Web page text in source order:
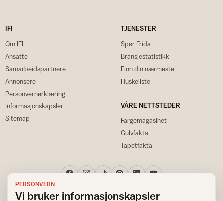
IFI
Om IFI
Ansatte
Samarbeidspartnere
Annonsere
Personvernerklæring
Informasjonskapsler
Sitemap
TJENESTER
Spør Frida
Bransjestatistikk
Finn din nærmeste
Huskeliste
VÅRE NETTSTEDER
Fargemagasinet
Gulvfakta
Tapetfakta
PERSONVERN
Vi bruker informasjonskapsler